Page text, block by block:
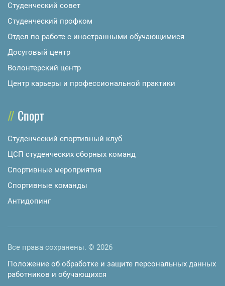
Студенческий совет
Студенческий профком
Отдел по работе с иностранными обучающимися
Досуговый центр
Волонтерский центр
Центр карьеры и профессиональной практики
Спорт
Студенческий спортивный клуб
ЦСП студенческих сборных команд
Спортивные мероприятия
Спортивные команды
Антидопинг
Все права сохранены. © 2026
Положение об обработке и защите персональных данных
работников и обучающихся